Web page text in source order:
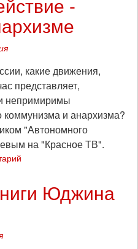
какие движения,
представляет,
непримиримы
и анархизма?
"Автономного
на "Красное ТВ".
Юджина